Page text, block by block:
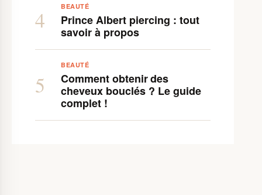
4
BEAUTÉ
Prince Albert piercing : tout
savoir à propos
5
BEAUTÉ
Comment obtenir des
cheveux bouclés ? Le guide
complet !